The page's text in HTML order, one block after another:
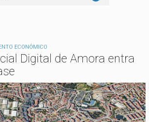
ECONÓMICO
Digital de Amora entra